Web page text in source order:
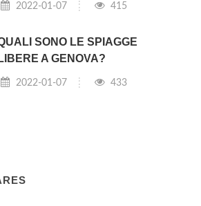
2022-01-07 415
SONO LE SPIAGGE
LIBERE A GENOVA?
2022-01-07 433